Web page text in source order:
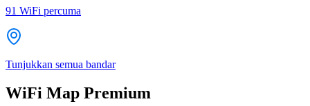
91 WiFi percuma
Tunjukkan semua bandar
WiFi Map Premium